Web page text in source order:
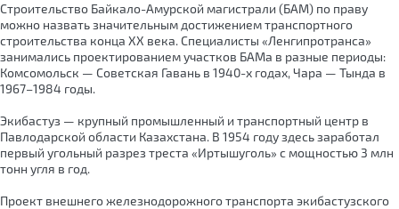
Строительство Байкало-Амурской магистрали (БАМ) по праву
можно назвать значительным достижением транспортного
строительства конца XX века. Специалисты «Ленгипротранса»
занимались проектированием участков БАМа в разные периоды:
Комсомольск — Советская Гавань в 1940-х годах, Чара — Тында в
1967–1984 годы.
Экибастуз — крупный промышленный и транспортный центр в
Павлодарской области Казахстана. В 1954 году здесь заработал
первый угольный разрез треста «Иртышуголь» с мощностью 3 млн
тонн угля в год.
Проект внешнего железнодорожного транспорта экибастузского